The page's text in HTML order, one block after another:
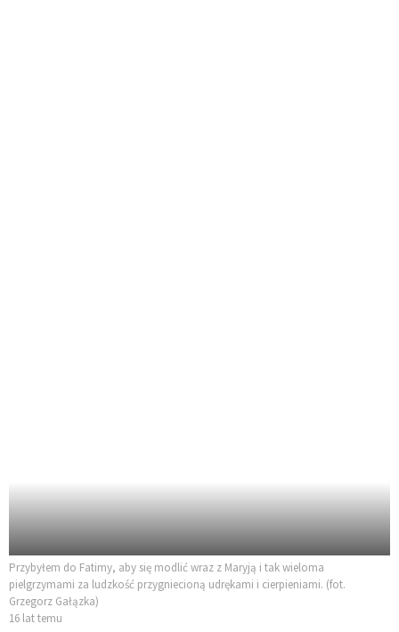
Przybyłem do Fatimy, aby się modlić wraz z Maryją i tak wieloma
pielgrzymami za ludzkość przygniecioną udrękami i cierpieniami. (fot.
Grzegorz Gałązka)
16 lat temu